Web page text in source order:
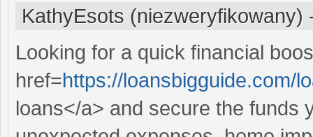
KathyEsots (niezweryfikowany)
Looking for a quick financial
href=https://loansbigguide.com/
loans</a> and secure the funds